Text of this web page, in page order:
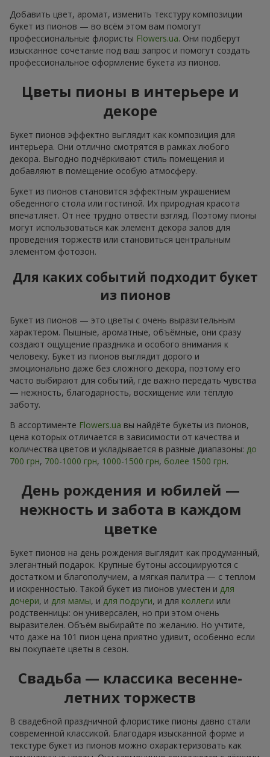
Добавить цвет, аромат, изменить текстуру композиции
букет из пионов — во всём этом вам помогут
профессиональные флористы Flowers.ua. Они подберут
изысканное сочетание под ваш запрос и помогут создать
профессиональное оформление букета из пионов.
Цветы пионы в интерьере и
декоре
Букет пионов эффектно выглядит как композиция для
интерьера. Они отлично смотрятся в рамках любого
декора. Выгодно подчёркивают стиль помещения и
добавляют в помещение особую атмосферу.
Букет из пионов становится эффектным украшением
обеденного стола или гостиной. Их природная красота
впечатляет. От неё трудно отвести взгляд. Поэтому пионы
могут использоваться как элемент декора залов для
проведения торжеств или становиться центральным
элементом фотозон.
Для каких событий подходит букет
из пионов
Букет из пионов — это цветы с очень выразительным
характером. Пышные, ароматные, объёмные, они сразу
создают ощущение праздника и особого внимания к
человеку. Букет из пионов выглядит дорого и
эмоционально даже без сложного декора, поэтому его
часто выбирают для событий, где важно передать чувства
— нежность, благодарность, восхищение или тёплую
заботу.
В ассортименте Flowers.ua вы найдёте букеты из пионов,
цена которых отличается в зависимости от качества и
количества цветов и укладывается в разные диапазоны: до
700 грн, 700-1000 грн, 1000-1500 грн, более 1500 грн.
День рождения и юбилей —
нежность и забота в каждом
цветке
Букет пионов на день рождения выглядит как продуманный,
элегантный подарок. Крупные бутоны ассоциируются с
достатком и благополучием, а мягкая палитра — с теплом
и искренностью. Такой букет из пионов уместен и для
дочери, и для мамы, и для подруги, и для коллеги или
родственницы: он универсален, но при этом очень
выразителен. Объём выбирайте по желанию. Но учтите,
что даже на 101 пион цена приятно удивит, особенно если
вы покупаете цветы в сезон.
Свадьба — классика весенне-
летних торжеств
В свадебной праздничной флористике пионы давно стали
современной классикой. Благодаря изысканной форме и
текстуре букет из пионов можно охарактеризовать как